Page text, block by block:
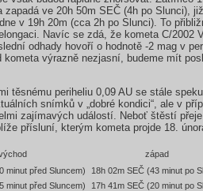
zapadá ve 20h 50m SEČ (4h po Slunci),
v 19h 20m (cca 2h po Slunci). To
Navíc se zdá, že kometa C/2002
odhady hovoří o hodnotě -2 mag v
výrazně nezjasní, budeme mít
těsnému periheliu 0,09 AU se stále
snímků v „dobré kondici“, ale v
zajímavých událostí. Neboť štěstí přeje
přísluní, kterým kometa projde 18.
západ
minut před Sluncem) 18h 02m SEČ (43 minut po
minut před Sluncem) 17h 41m SEČ (20 minut po